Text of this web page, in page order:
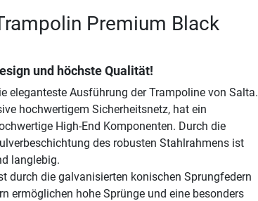
Premium Black
und höchste Qualität!
eleganteste Ausführung der Trampoline von Salta.
hochwertigem Sicherheitsnetz, hat ein
High-End Komponenten. Durch die
des robusten Stahlrahmens ist
langlebig.
durch die galvanisierten konischen Sprungfedern
ermöglichen hohe Sprünge und eine besonders